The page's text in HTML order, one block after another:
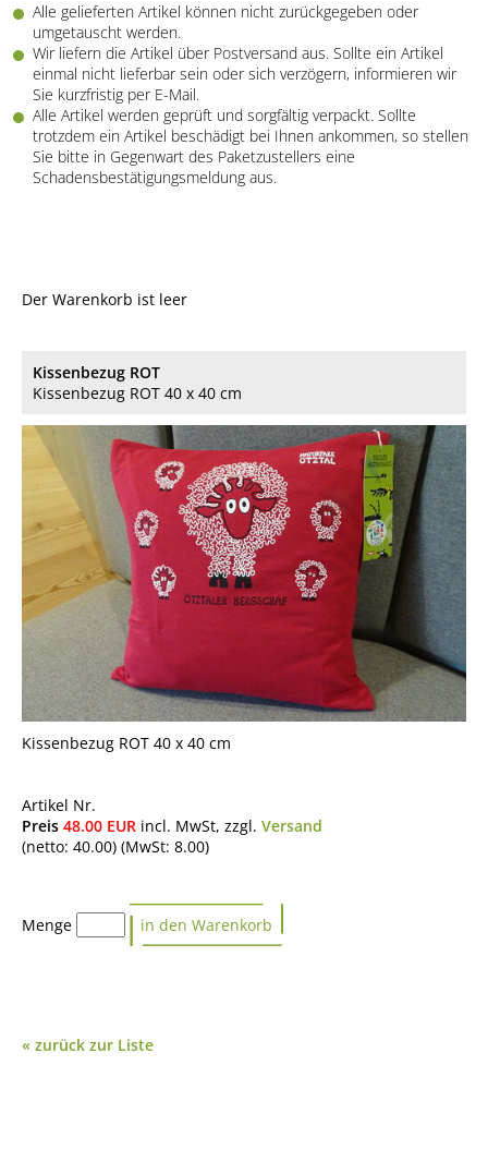
Alle gelieferten Artikel können nicht zurückgegeben oder
umgetauscht werden.
Wir liefern die Artikel über Postversand aus. Sollte ein Artikel
einmal nicht lieferbar sein oder sich verzögern, informieren wir
Sie kurzfristig per E-Mail.
Alle Artikel werden geprüft und sorgfältig verpackt. Sollte
trotzdem ein Artikel beschädigt bei Ihnen ankommen, so stellen
Sie bitte in Gegenwart des Paketzustellers eine
Schadensbestätigungsmeldung aus.
Der Warenkorb ist leer
Kissenbezug ROT
Kissenbezug ROT 40 x 40 cm
Kissenbezug ROT 40 x 40 cm
Artikel Nr.
Preis 48.00 EUR incl. MwSt, zzgl. Versand
(netto: 40.00) (MwSt: 8.00)
Menge
« zurück zur Liste